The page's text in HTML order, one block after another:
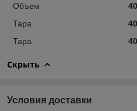
Объем
Тара
Тара
Скрыть
Условия доставки